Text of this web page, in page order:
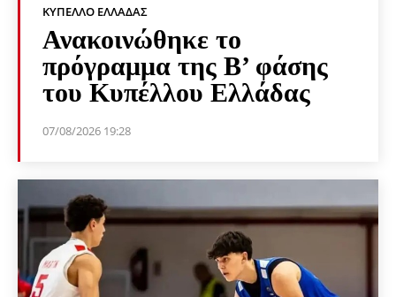
ΚΎΠΕΛΛΟ ΕΛΛΆΔΑΣ
Ανακοινώθηκε το
πρόγραμμα της Β’ φάσης
του Κυπέλλου Ελλάδας
07/08/2026 19:28